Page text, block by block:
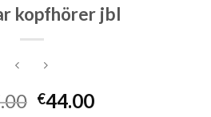
kopfhörer jbl
€44.00